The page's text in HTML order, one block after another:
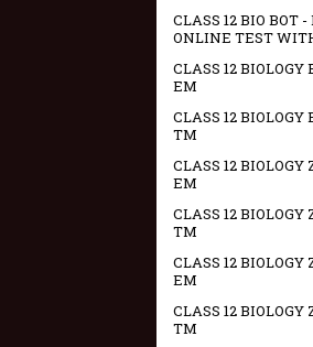
CLASS 12 BIO BOT -
ONLINE TEST
CLASS 12 BIOLOGY
EM
CLASS 12 BIOLOGY
TM
CLASS 12 BIOLOGY
EM
CLASS 12 BIOLOGY
TM
CLASS 12 BIOLOGY
EM
CLASS 12 BIOLOGY
TM